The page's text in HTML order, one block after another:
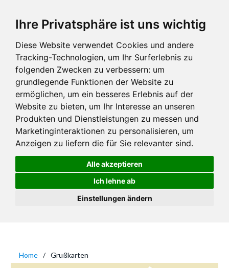
Ihre Privatsphäre ist uns wichtig
Diese Website verwendet Cookies und andere
Tracking-Technologien, um Ihr Surferlebnis zu
folgenden Zwecken zu verbessern: um
grundlegende Funktionen der Website zu
ermöglichen, um ein besseres Erlebnis auf der
Website zu bieten, um Ihr Interesse an unseren
Produkten und Dienstleistungen zu messen und
Marketinginteraktionen zu personalisieren, um
Anzeigen zu liefern die für Sie relevanter sind.
Alle akzeptieren
Ich lehne ab
Einstellungen ändern
Home Grußkarten